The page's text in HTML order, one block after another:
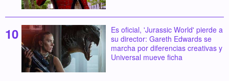
Es oficial, 'Jurassic World' pierde a
su director: Gareth Edwards se
marcha por diferencias creativas y
Universal mueve ficha